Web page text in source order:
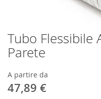
Tubo Flessibile
Parete
A partire da
47,89 €
Vai
all'inizio
della
di
immagini